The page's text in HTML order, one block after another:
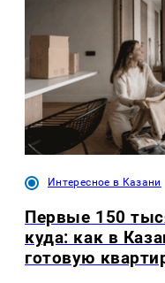
Интересное в Казани
Первые 150
куда: как в
готовую